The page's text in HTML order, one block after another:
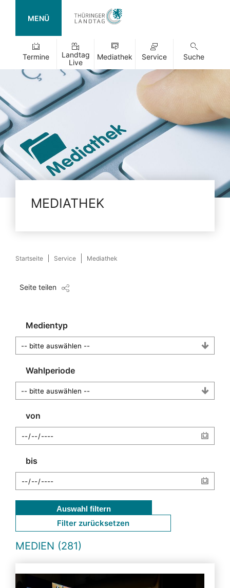
MENÜ
Termine
Landtag
Live
Mediathek Service Suche
MEDIATHEK
Startseite Service Mediathek
Seite teilen
Medientyp
Wahlperiode
von
bis
Auswahl filtern
Filter zurücksetzen
MEDIEN (281)